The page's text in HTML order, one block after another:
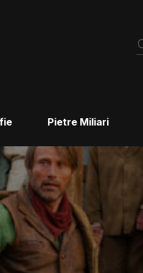
Pietre Miliari